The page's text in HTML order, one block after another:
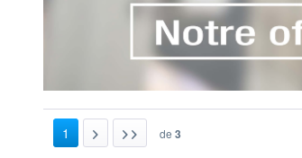
1 de 3